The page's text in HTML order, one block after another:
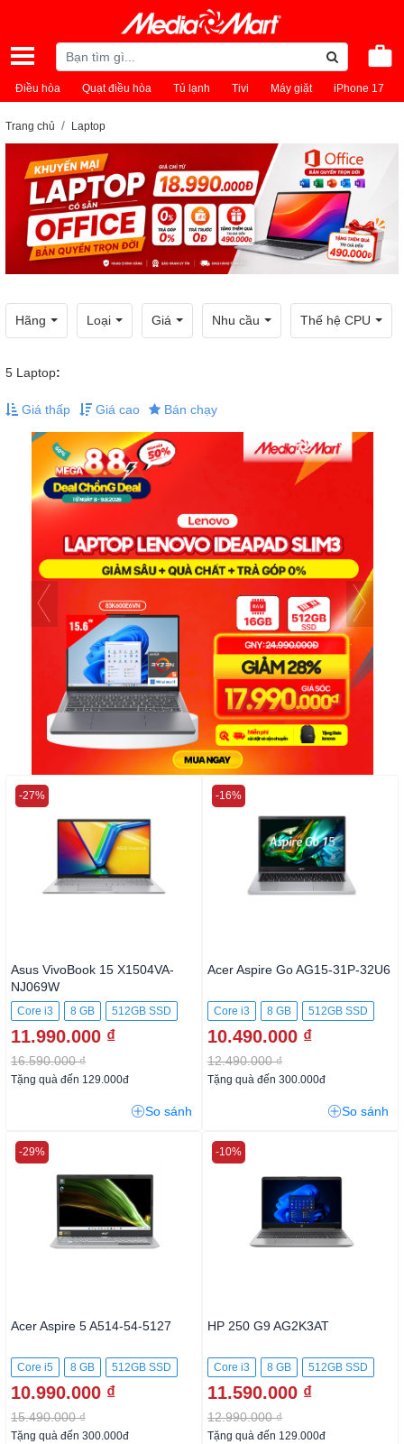
Điều hòa Quạt điều hòa Tủ lạnh Tivi Máy giặt iPhone 17
Trang chủ Laptop
Hãng Loại Giá Nhu cầu Thế hệ CPU
5 Laptop:
Giá thấp Giá cao Bán chạy
Asus VivoBook 15 X1504VA-
NJ069W
Core i3 8 GB 512GB SSD
11.990.000 ₫
16.590.000 ₫
-27%
Tặng quà đến 129.000đ
So sánh
Acer Aspire Go AG15-31P-32U6
Core i3 8 GB 512GB SSD
10.490.000 ₫
12.490.000 ₫
-16%
Tặng quà đến 300.000đ
So sánh
Acer Aspire 5 A514-54-5127
Core i5 8 GB 512GB SSD
10.990.000 ₫
15.490.000 ₫
-29%
Tặng quà đến 300.000đ
HP 250 G9 AG2K3AT
Core i3 8 GB 512GB SSD
11.590.000 ₫
12.990.000 ₫
-10%
Tặng quà đến 129.000đ